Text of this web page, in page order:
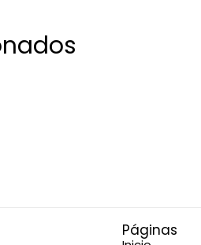
Páginas